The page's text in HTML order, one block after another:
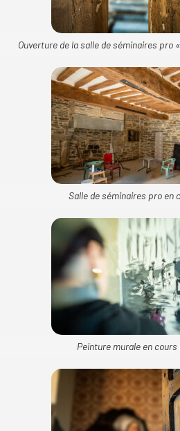
Ouverture de la salle de séminaires pro
Salle de séminaires pro en
Peinture murale en